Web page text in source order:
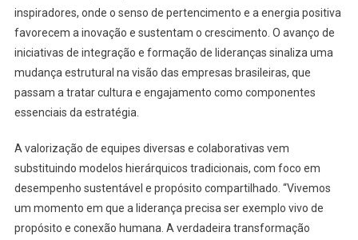
inspiradores, onde o senso de pertencimento e a energia positiva
favorecem a inovação e sustentam o crescimento. O avanço de
iniciativas de integração e formação de lideranças sinaliza uma
mudança estrutural na visão das empresas brasileiras, que
passam a tratar cultura e engajamento como componentes
essenciais da estratégia.
A valorização de equipes diversas e colaborativas vem
substituindo modelos hierárquicos tradicionais, com foco em
desempenho sustentável e propósito compartilhado. “Vivemos
um momento em que a liderança precisa ser exemplo vivo de
propósito e conexão humana. A verdadeira transformação